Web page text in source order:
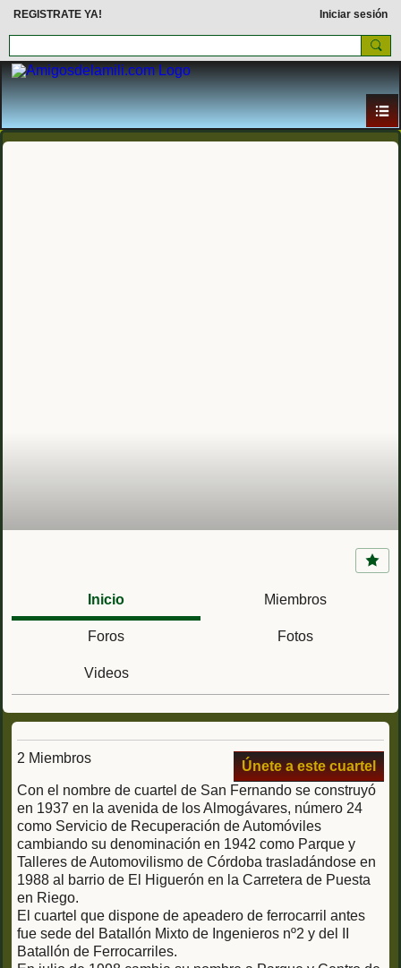
REGISTRATE YA! Iniciar sesión
Cuartel de San Fernando (Córdoba) CMVR 2
Centro de Mto. Vehículos a Rueda nº 2
Inicio Miembros
Foros Fotos
Videos
2 Miembros
Únete a este cuartel
Con el nombre de cuartel de San Fernando se construyó
en 1937 en la avenida de los Almogávares, número 24
como Servicio de Recuperación de Automóviles
cambiando su denominación en 1942 como Parque y
Talleres de Automovilismo de Córdoba trasladándose en
1988 al barrio de El Higuerón en la Carretera de Puesta
en Riego.
El cuartel que dispone de apeadero de ferrocarril antes
fue sede del Batallón Mixto de Ingenieros nº2 y del II
Batallón de Ferrocarriles.